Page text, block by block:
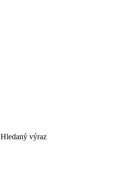
Hledaný výraz